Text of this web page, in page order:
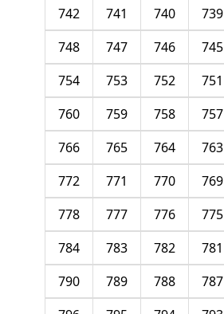
739
740
741
742
745
746
747
748
751
752
753
754
757
758
759
760
763
764
765
766
769
770
771
772
775
776
777
778
781
782
783
784
787
788
789
790